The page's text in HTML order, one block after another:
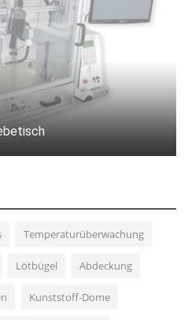
Temperaturüberwachung
Lötbügel Abdeckung
Kunststoff-Dome